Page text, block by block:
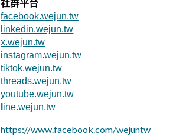
社群平台
facebook.wejun.tw
linkedin.wejun.tw
x.wejun.tw
instagram.wejun.tw
tiktok.wejun.tw
threads.wejun.tw
youtube.wejun.tw
ine.wejun.tw
https://www.facebook.com/wejuntw